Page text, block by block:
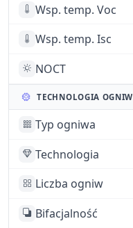
Wsp. temp. Voc
Wsp. temp. Isc
NOCT
TECHNOLOGIA OGNIW
Typ ogniwa
Technologia
Liczba ogniw
Bifacjalność